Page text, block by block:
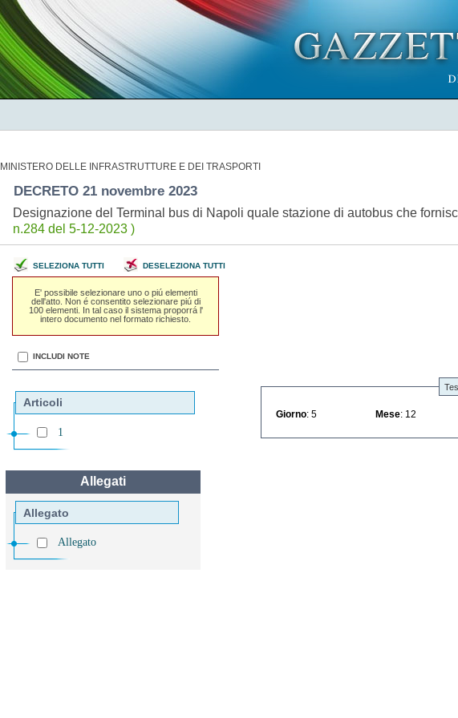
MINISTERO DELLE INFRASTRUTTURE E DEI TRASPORTI
DECRETO 21 novembre 2023
Designazione del Terminal bus di Napoli quale stazione di autobus che
n.284 del 5-12-2023 )
SELEZIONA TUTTI DESELEZIONA TUTTI
E' possibile selezionare uno o piú elementi
dell'atto. Non é consentito selezionare piú di
100 elementi. In tal caso il sistema proporrá l'
intero documento nel formato richiesto.
INCLUDI NOTE
Articoli
1
Allegati
Allegato
Allegato
Giorno : 5 Mese : 12